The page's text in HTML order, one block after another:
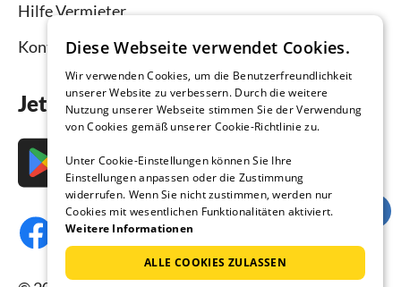
Hilfe Vermieter
Kontakt
Jetzt die App downloaden
Diese Webseite verwendet Cookies.
Wir verwenden Cookies, um die Benutzerfreundlichkeit
unserer Website zu verbessern. Durch die weitere
Nutzung unserer Webseite stimmen Sie der Verwendung
von Cookies gemäß unserer Cookie-Richtlinie zu.
Unter Cookie-Einstellungen können Sie Ihre
Einstellungen anpassen oder die Zustimmung
widerrufen. Wenn Sie nicht zustimmen, werden nur
Cookies mit wesentlichen Funktionalitäten aktiviert.
Weitere Informationen
ALLE COOKIES ZULASSEN